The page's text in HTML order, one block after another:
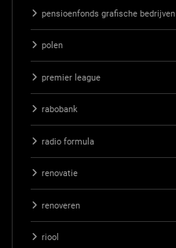
pensioenfonds grafische bedrijven
polen
premier league
rabobank
radio formula
renovatie
renoveren
riool